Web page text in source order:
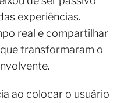
experiências.
real e compartilhar
transformaram o
ao colocar o usuário